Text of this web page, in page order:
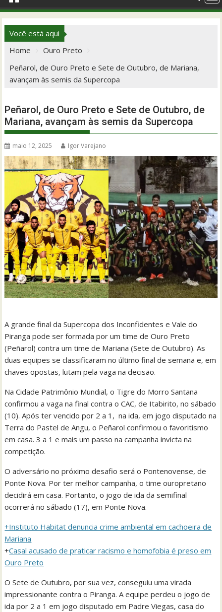
Você está aqui
Home
Ouro Preto
Peñarol, de Ouro Preto e Sete de Outubro, de Mariana,
avançam às semis da Supercopa
Peñarol, de Ouro Preto e Sete de Outubro, de
Mariana, avançam às semis da Supercopa
maio 12, 2025 Igor Varejano
A grande final da Supercopa dos Inconfidentes e Vale do
Piranga pode ser formada por um time de Ouro Preto
(Peñarol) contra um time de Mariana (Sete de Outubro). As
duas equipes se classificaram no último final de semana e, em
chaves opostas, lutam pela vaga na decisão.
Na Cidade Patrimônio Mundial, o Tigre do Morro Santana
confirmou a vaga na final contra o CAC, de Itabirito, no sábado
(10). Após ter vencido por 2 a 1, na ida, em jogo disputado na
Terra do Pastel de Angu, o Peñarol confirmou o favoritismo
em casa. 3 a 1 e mais um passo na campanha invicta na
competição.
O adversário no próximo desafio será o Pontenovense, de
Ponte Nova. Por ter melhor campanha, o time ouropretano
decidirá em casa. Portanto, o jogo de ida da semifinal
ocorrerá no sábado (17), em Ponte Nova.
+Instituto Habitat denuncia crime ambiental em cachoeira de
Mariana
+Casal acusado de praticar racismo e homofobia é preso em
Ouro Preto
O Sete de Outubro, por sua vez, conseguiu uma virada
impressionante contra o Piranga. A equipe perdeu o jogo de
ida por 2 a 1 em jogo disputado em Padre Viegas, casa do